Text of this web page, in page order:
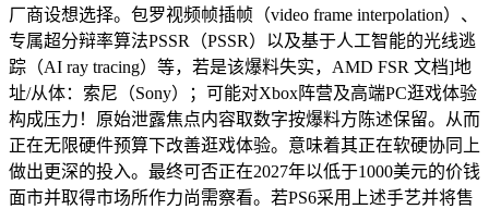
厂商设想选择。包罗视频帧插帧（video frame interpolation）、
专属超分辩率算法PSSR（PSSR）以及基于人工智能的光线逃
踪（AI ray tracing）等，若是该爆料失实，AMD FSR 文档]地
址/从体：索尼（Sony）；可能对Xbox阵营及高端PC逛戏体验
构成压力！原始泄露焦点内容取数字按爆料方陈述保留。从而
正在无限硬件预算下改善逛戏体验。意味着其正在软硬协同上
做出更深的投入。最终可否正在2027年以低于1000美元的价钱
面市并取得市场所作力尚需察看。若PS6采用上述手艺并将售